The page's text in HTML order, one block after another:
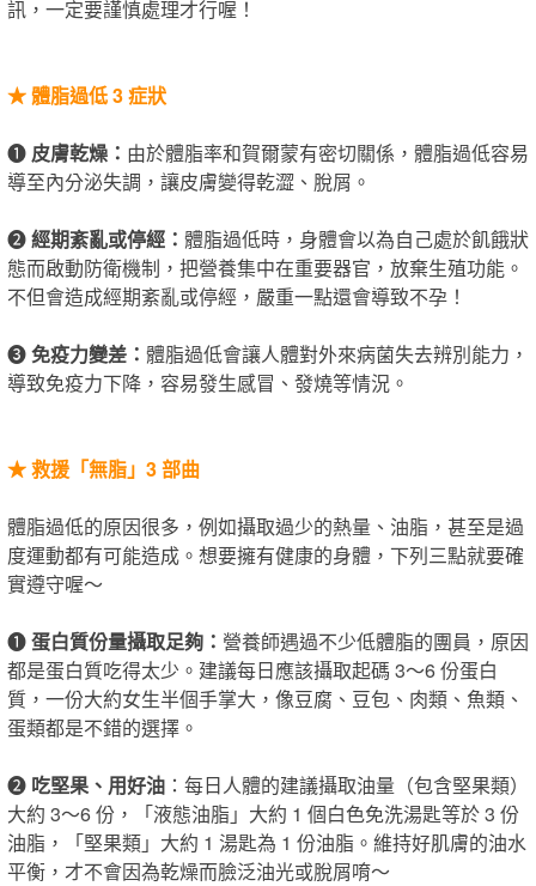
訊，一定要謹慎處理才行喔！
★體脂過低 3 症狀
❶ 皮膚乾燥： 由於體脂率​和賀爾蒙有密切關係，體脂過低容易
導至內分泌失調，讓皮膚變得乾澀、脫屑。
❷經期紊亂或停經： 體脂過低時，身體會以為自己處於飢餓狀
態而啟動防衛機制，把營養集中在重要器官，放棄生殖功能。
不但會造成經期紊亂或停經，嚴重一點還會導致不孕！
❸免疫力變差： 體脂過低會讓人體對外來病菌失去辨別能力，
導致免疫力下降，容易發生感冒、發燒等情況。
★救援「無脂」3 部曲
體脂過低的原因很多，例如攝取過少的熱量、油脂，甚至是過
度運動都有可能造成。想要擁有健康的身體，下列三點就要確
實遵守喔～
❶蛋白質份量攝取足夠： 營養師遇過不少低體脂的團員，原因
都是蛋白質吃得太少。建議每日應該攝取起碼 3～6 份蛋白
質，一份大約女生半個手掌大，像豆腐、豆包、肉類、魚類、
蛋類都是不錯的選擇。
❷ 吃堅果、用好油 ：每日人體的建議攝取油量（包含堅果類）
大約 3～6 份，「液態油脂」大約 1 個白色免洗湯匙等於 3 份
油脂，「堅果類」大約 1 湯匙為 1 份油脂。維持好肌膚的油水
平衡，才不會因為乾燥而臉泛油光或脫屑唷～